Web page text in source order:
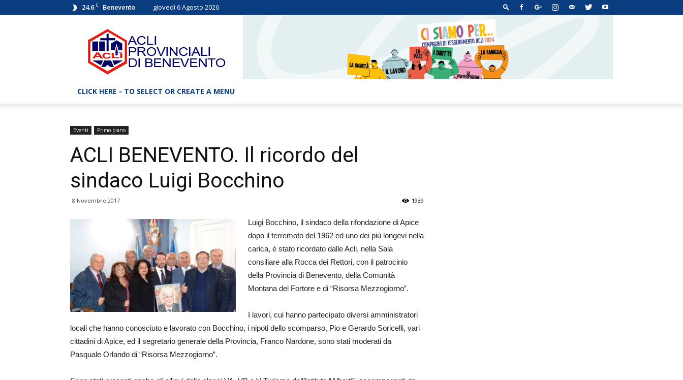
24.6 C Benevento giovedì 6 Agosto 2026
ACLI
Benevento
–
Associazioni
Cristiane
Lavoratori
CLICK HERE - TO SELECT OR CREATE A MENU
Eventi Primo piano
ACLI BENEVENTO. Il ricordo del
sindaco Luigi Bocchino
8 Novembre 2017 1939
Luigi Bocchino, il sindaco della rifondazione di Apice
dopo il terremoto del 1962 ed uno dei più longevi nella
carica, è stato ricordato dalle Acli, nella Sala
consiliare alla Rocca dei Rettori, con il patrocinio
della Provincia di Benevento, della Comunità
Montana del Fortore e di “Risorsa Mezzogiorno”.
I lavori, cui hanno partecipato diversi amministratori
locali che hanno conosciuto e lavorato con Bocchino, i nipoti dello scomparso, Pio e Gerardo Soricelli, vari
cittadini di Apice, ed il segretario generale della Provincia, Franco Nardone, sono stati moderati da
Pasquale Orlando di “Risorsa Mezzogiorno”.